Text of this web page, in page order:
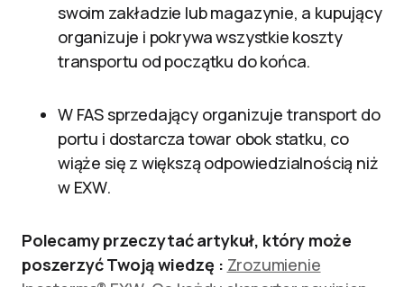
swoim zakładzie lub magazynie, a kupujący
organizuje i pokrywa wszystkie koszty
transportu od początku do końca.
W FAS sprzedający organizuje transport do
portu i dostarcza towar obok statku, co
wiąże się z większą odpowiedzialnością niż
w EXW.
Polecamy przeczytać artykuł, który może
poszerzyć Twoją wiedzę : Zrozumienie